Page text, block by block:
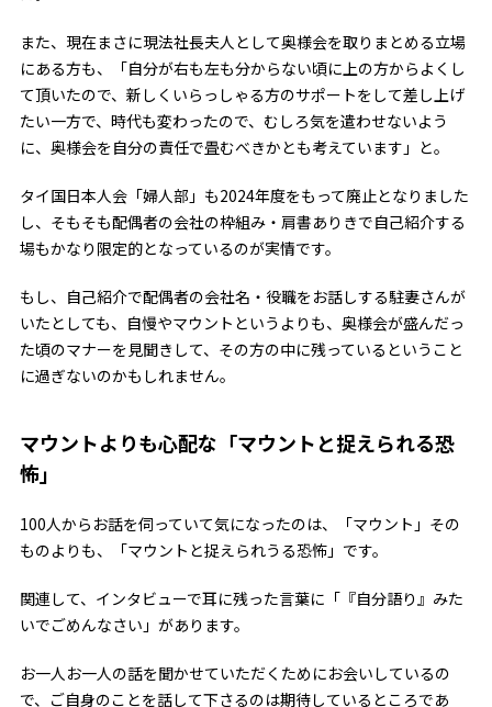
また、現在まさに現法社長夫人として奥様会を取りまとめる立場
にある方も、「自分が右も左も分からない頃に上の方からよくし
て頂いたので、新しくいらっしゃる方のサポートをして差し上げ
たい一方で、時代も変わったので、むしろ気を遣わせないよう
に、奥様会を自分の責任で畳むべきかとも考えています」と。
タイ国日本人会「婦人部」も2024年度をもって廃止となりました
し、そもそも配偶者の会社の枠組み・肩書ありきで自己紹介する
場もかなり限定的となっているのが実情です。
もし、自己紹介で配偶者の会社名・役職をお話しする駐妻さんが
いたとしても、自慢やマウントというよりも、奥様会が盛んだっ
た頃のマナーを見聞きして、その方の中に残っているということ
に過ぎないのかもしれません。
マウントよりも心配な「マウントと捉えられる恐
怖」
100人からお話を伺っていて気になったのは、「マウント」その
ものよりも、「マウントと捉えられうる恐怖」です。
関連して、インタビューで耳に残った言葉に「『自分語り』みた
いでごめんなさい」があります。
お一人お一人の話を聞かせていただくためにお会いしているの
で、ご自身のことを話して下さるのは期待しているところであ